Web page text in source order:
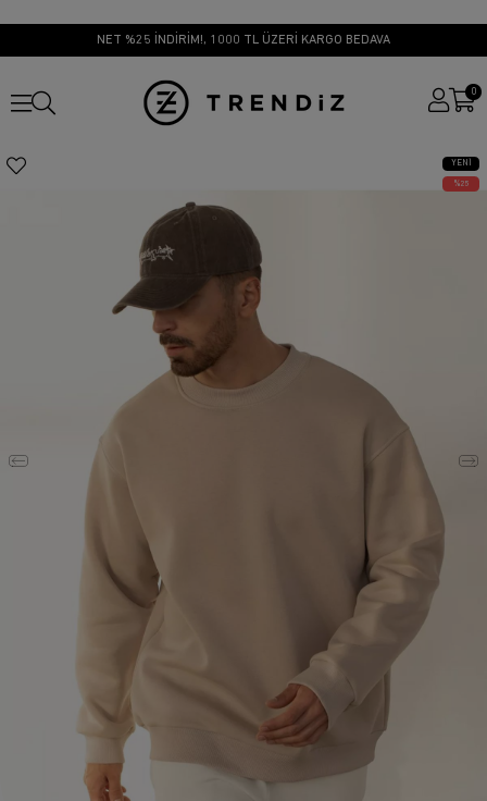
NET %25 İNDİRİM!, 1000 TL ÜZERİ KARGO BEDAVA
0
YENI
ÜRÜN
25